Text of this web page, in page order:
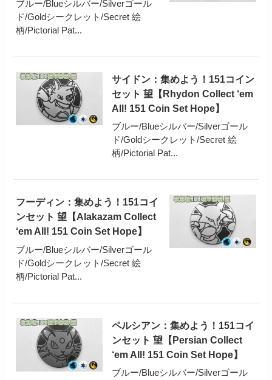
ブルー/Blueシルバー/Silverゴール
ド/Goldシークレット/Secret 絵
柄/Pictorial Pat...
サイドン：集めよう！151コイン
セット 望【Rhydon Collect ‘em
All! 151 Coin Set Hope】
ブルー/Blueシルバー/Silverゴール
ド/Goldシークレット/Secret 絵
柄/Pictorial Pat...
フーディン：集めよう！151コイ
ンセット 望【Alakazam Collect
‘em All! 151 Coin Set Hope】
ブルー/Blueシルバー/Silverゴール
ド/Goldシークレット/Secret 絵
柄/Pictorial Pat...
ペルシアン：集めよう！151コイ
ンセット 望【Persian Collect
‘em All! 151 Coin Set Hope】
ブルー/Blueシルバー/Silverゴール